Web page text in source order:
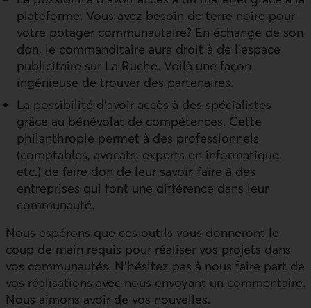
plateforme. Vous avez besoin de terre noire pour
votre potager communautaire? En échange de son
don, le commanditaire aura droit à de l’espace
publicitaire sur La Ruche. Voilà une façon
ingénieuse de trouver des partenaires.
La possibilité d’avoir accès à des spécialistes
grâce au bénévolat de compétences. Cette
philanthropie permet à des professionnels
(comptables, avocats, experts en informatique,
etc.) de faire don de leur savoir-faire à des
entreprises qui font une différence dans leur
communauté.
Nous espérons que ces outils vous donneront le
coup de main requis pour réaliser vos projets dans
vos communautés. N’hésitez pas à nous faire part de
vos réalisations avec nous envoyant un commentaire.
Nous aimons avoir de vos nouvelles.